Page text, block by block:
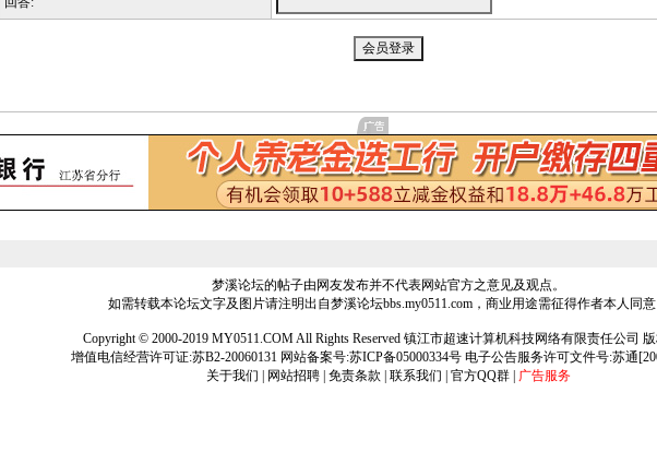
梦溪论坛的帖子由网友发布并不代表网站官方之意见及观点。
如需转载本论坛文字及图片请注明出自梦溪论坛bbs.my0511.com，商业用途需征得作者本人同意
Copyright © 2000-2019 MY0511.COM All Rights Reserved 镇江市超速计算机科技网络有限责任公司
增值电信经营许可证:苏B2-20060131 网站备案号:苏ICP备05000334号 电子公告服务许可文件号:苏通
关于我们
网站招聘 免责条款 联系我们 官方QQ群 广告服务